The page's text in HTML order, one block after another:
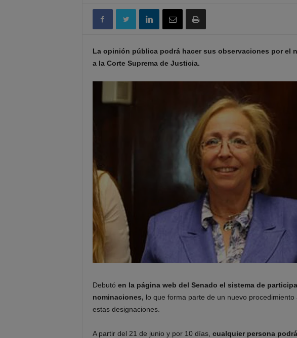
La opinión pública podrá hacer sus observaciones por el
a la Corte Suprema de Justicia.
Debutó en la página web del Senado el sistema de
nominaciones, lo que forma parte de un nuevo
estas designaciones.
A partir del 21 de junio y por 10 días, cualquier persona